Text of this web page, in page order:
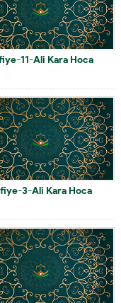
11-Ali Kara Hoca
3-Ali Kara Hoca